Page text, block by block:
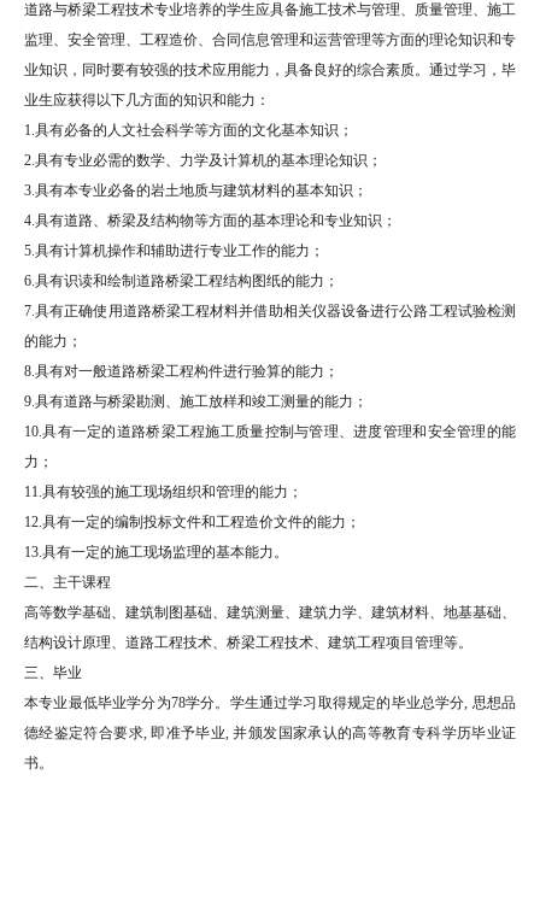
道路与桥梁工程技术专业培养的学生应具备施工技术与管理、质量管理、施工
监理、安全管理、工程造价、合同信息管理和运营管理等方面的理论知识和专
业知识，同时要有较强的技术应用能力，具备良好的综合素质。通过学习，毕
业生应获得以下几方面的知识和能力：
1.具有必备的人文社会科学等方面的文化基本知识；
2.具有专业必需的数学、力学及计算机的基本理论知识；
3.具有本专业必备的岩土地质与建筑材料的基本知识；
4.具有道路、桥梁及结构物等方面的基本理论和专业知识；
5.具有计算机操作和辅助进行专业工作的能力；
6.具有识读和绘制道路桥梁工程结构图纸的能力；
7.具有正确使用道路桥梁工程材料并借助相关仪器设备进行公路工程试验检测
的能力；
8.具有对一般道路桥梁工程构件进行验算的能力；
9.具有道路与桥梁勘测、施工放样和竣工测量的能力；
10.具有一定的道路桥梁工程施工质量控制与管理、进度管理和安全管理的能
力；
11.具有较强的施工现场组织和管理的能力；
12.具有一定的编制投标文件和工程造价文件的能力；
13.具有一定的施工现场监理的基本能力。
二、主干课程
高等数学基础、建筑制图基础、建筑测量、建筑力学、建筑材料、地基基础、
结构设计原理、道路工程技术、桥梁工程技术、建筑工程项目管理等。
三、毕业
本专业最低毕业学分为78学分。学生通过学习取得规定的毕业总学分, 思想品
德经鉴定符合要求, 即准予毕业, 并颁发国家承认的高等教育专科学历毕业证
书。